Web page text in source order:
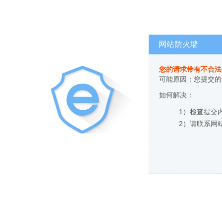
网站防火墙
您的请求带有不合
可能原因：您提交
如何解决：
1）检查提交
2）请联系网